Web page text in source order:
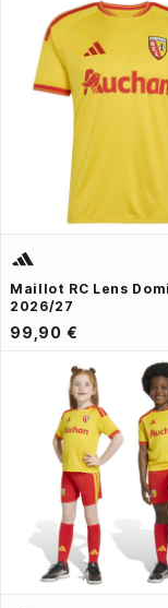
Maillot RC Lens
2026/27
99,90 €